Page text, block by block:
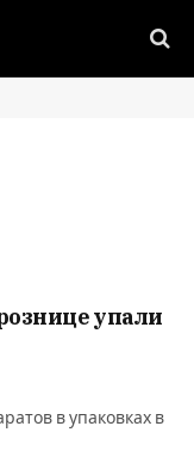
упали
в упаковках в